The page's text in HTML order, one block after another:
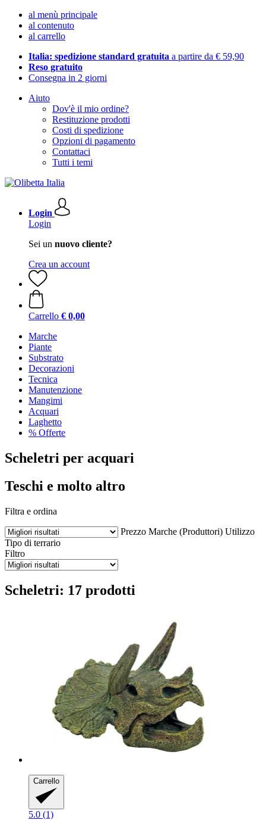
al menù principale
al contenuto
al carrello
Italia: spedizione standard gratuita a partire da € 59,90
Reso gratuito
Consegna in 2 giorni
Aiuto
Dov'è il mio ordine?
Restituzione prodotti
Costi di spedizione
Opzioni di pagamento
Contattaci
Tutti i temi
Login
Login
Sei un nuovo cliente?
Crea un account
Carrello € 0,00
Marche
Piante
Substrato
Decorazioni
Tecnica
Manutenzione
Mangimi
Acquari
Laghetto
% Offerte
Scheletri per acquari
Teschi e molto altro
Filtra e ordina
Prezzo Marche (Produttori) Utilizzo
Tipo di terrario
Filtro
Scheletri: 17 prodotti
Carrello
5.0 (1)